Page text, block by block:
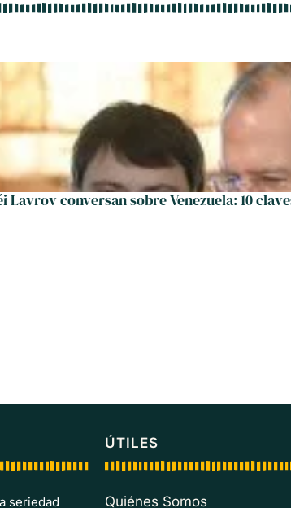
Lavrov conversan sobre Venezuela: 10
seriedad
ÚTILES
Quiénes Somos